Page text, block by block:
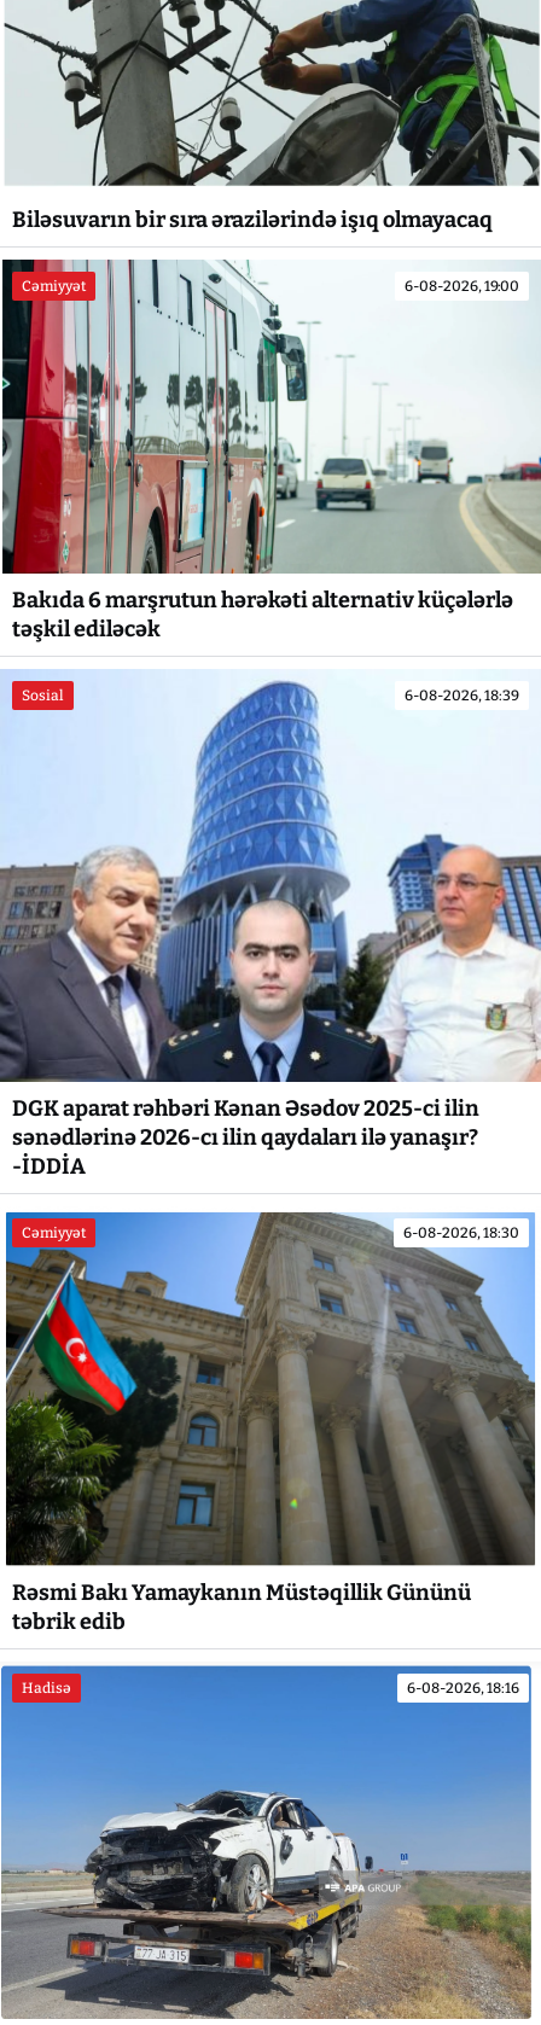
Biləsuvarın bir sıra ərazilərində işıq olmayacaq
Cəmiyyət 6-08-2026, 19:00
Bakıda 6 marşrutun hərəkəti alternativ küçələrlə
təşkil ediləcək
Sosial 6-08-2026, 18:39
DGK aparat rəhbəri Kənan Əsədov 2025-ci ilin
sənədlərinə 2026-cı ilin qaydaları ilə yanaşır?
-İDDİA
Cəmiyyət 6-08-2026, 18:30
Rəsmi Bakı Yamaykanın Müstəqillik Gününü
təbrik edib
Hadisə 6-08-2026, 18:16